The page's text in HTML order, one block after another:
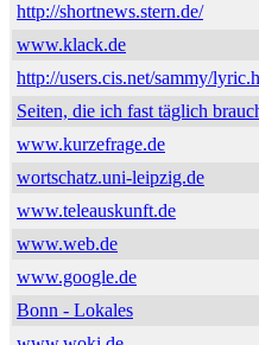
http://shortnews.stern.de/
www.klack.de
http://users.cis.net/sammy/
Seiten, die ich fast täglich
www.kurzefrage.de
wortschatz.uni-leipzig.de
www.teleauskunft.de
www.web.de
www.google.de
Bonn - Lokales